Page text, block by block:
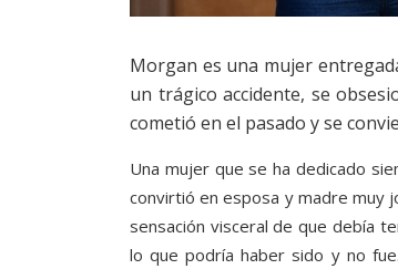
Morgan es una mujer
un trágico accidente, se
cometió en el pasado y se
Una mujer que se ha dedicado
convirtió en esposa y madre muy
sensación visceral de que debía
lo que podría haber sido y no